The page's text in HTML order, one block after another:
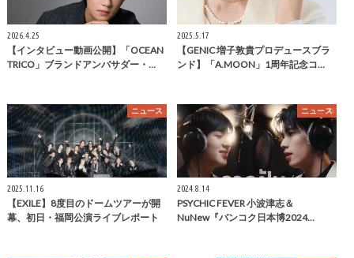
2026.4.25
【インタビュー動画公開】「OCEAN
TRICO」ブランドアンバサダー・…
2025.5.17
【GENIC 増子敦貴プロデュースブラ
ンド】「A.MOON」1周年記念コ…
ニュース
2025.11.16
【EXILE】8度目のドームツアーが開
幕、初日・福岡公演ライブレポート
ニュース
2024.8.14
PSYCHIC FEVER 小波津志＆
NuNew『バンコク日本博2024…